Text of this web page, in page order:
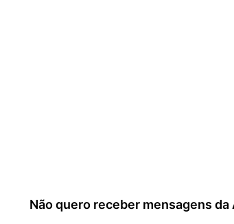
Não quero receber mensagens